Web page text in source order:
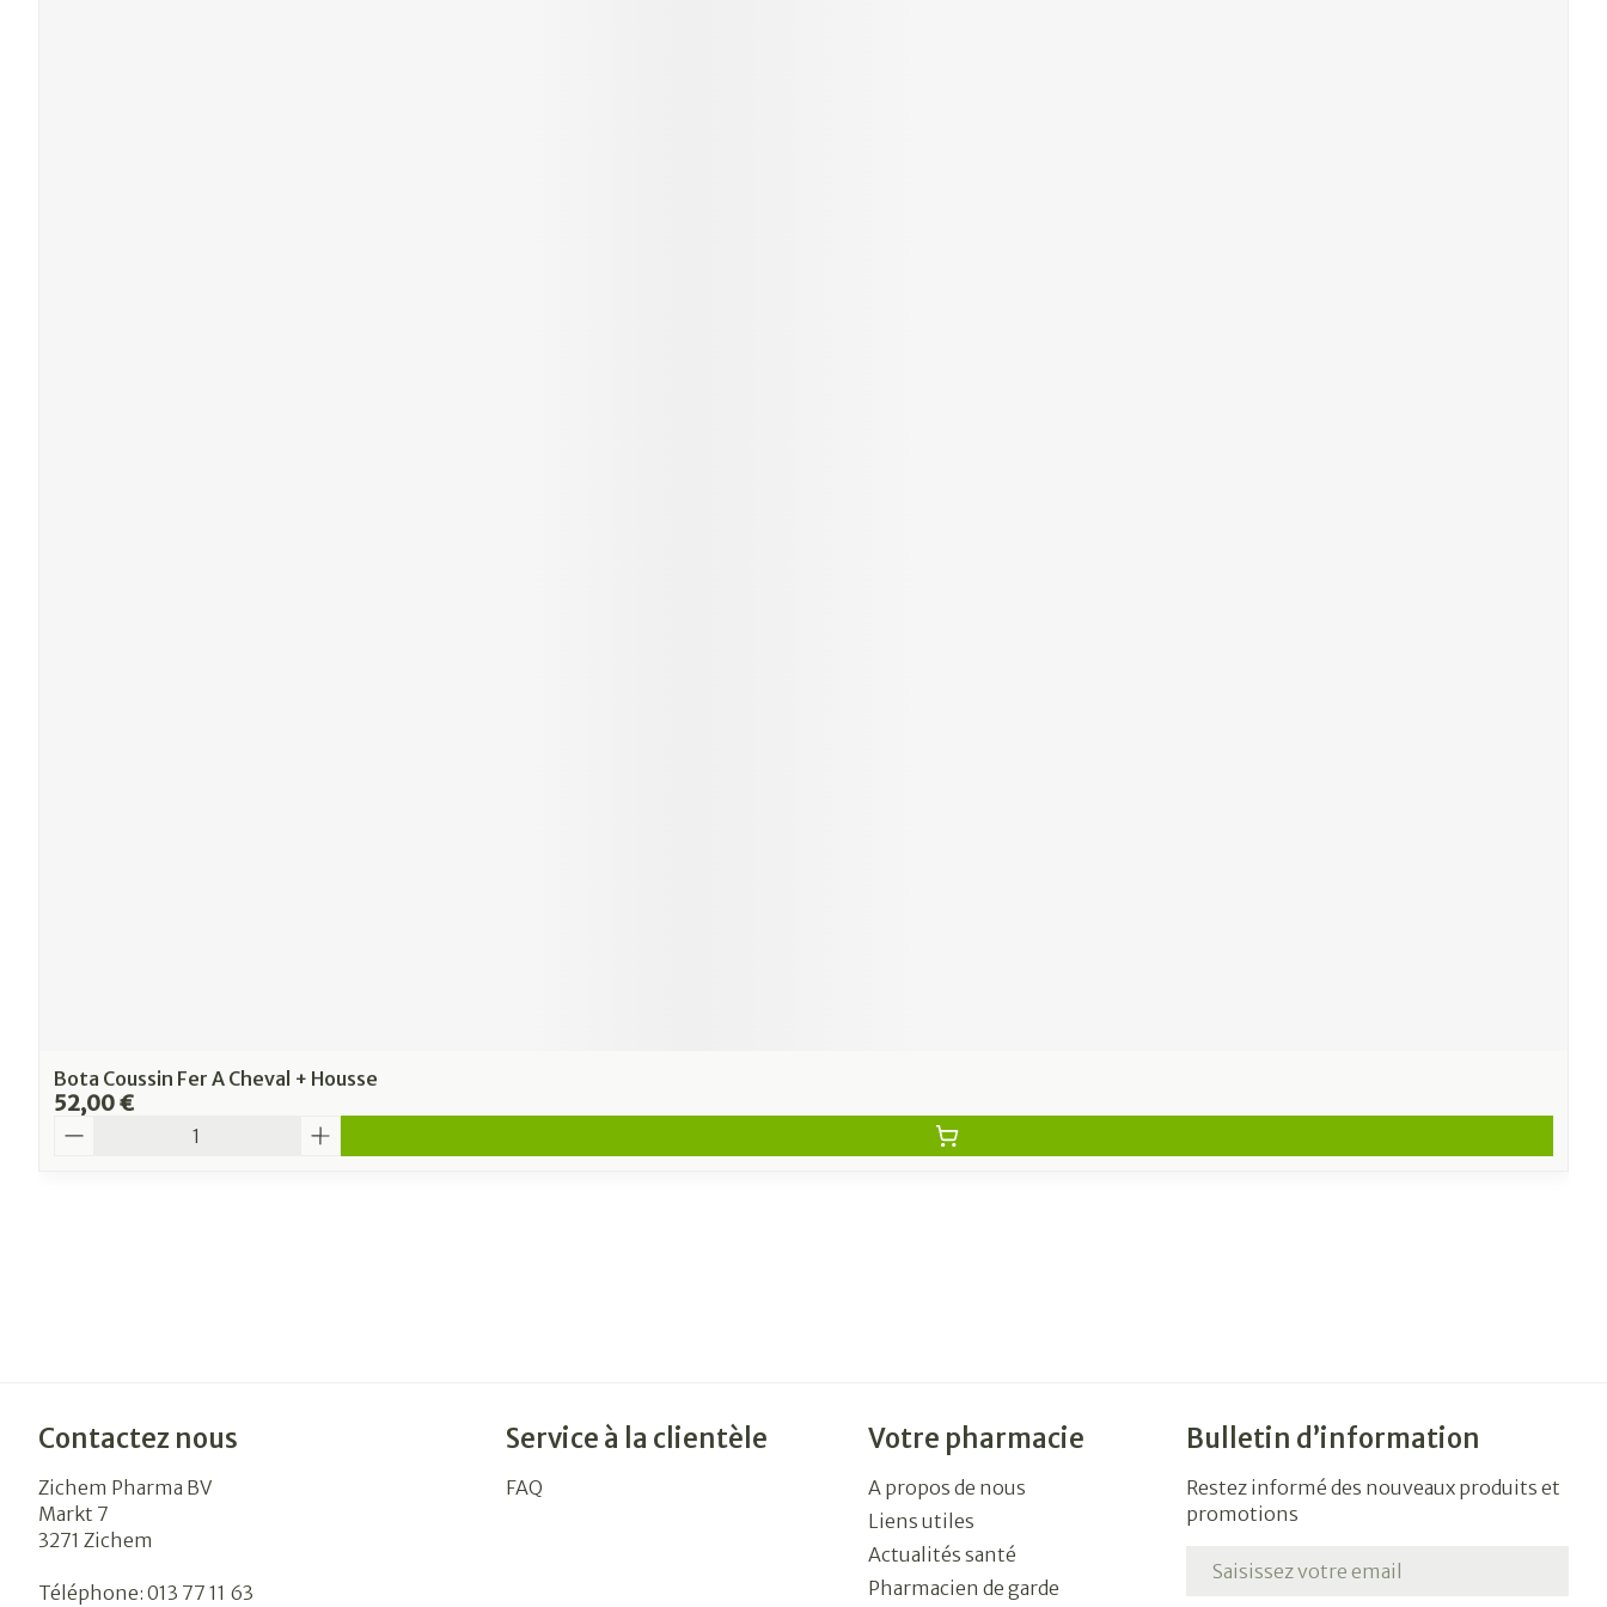
Bota Coussin Fer A Cheval + Housse
52,00 €
Contactez nous
Zichem Pharma BV
Markt 7
3271 Zichem
Téléphone: 013 77 11 63
Service à la clientèle
FAQ
Votre pharmacie
A propos de nous
Liens utiles
Actualités santé
Pharmacien de garde
Bulletin d’information
Restez informé des nouveaux produits et
promotions
Adresse mail